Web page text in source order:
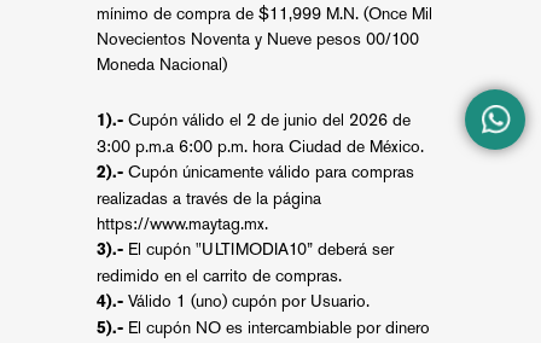
mínimo de compra de $11,999 M.N. (Once Mil
Novecientos Noventa y Nueve pesos 00/100
Moneda Nacional)
1).- Cupón válido el 2 de junio del 2026 de
3:00 p.m.a 6:00 p.m. hora Ciudad de México.
2).- Cupón únicamente válido para compras
realizadas a través de la página
https://www.maytag.mx.
3).- El cupón "ULTIMODIA10” deberá ser
redimido en el carrito de compras.
4).- Válido 1 (uno) cupón por Usuario.
5).- El cupón NO es intercambiable por dinero